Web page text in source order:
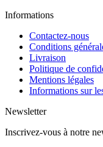
Informations
Contactez-nous
Conditions
Livraison
Politique de
Mentions légales
Informations sur
Newsletter
Inscrivez-vous à notre